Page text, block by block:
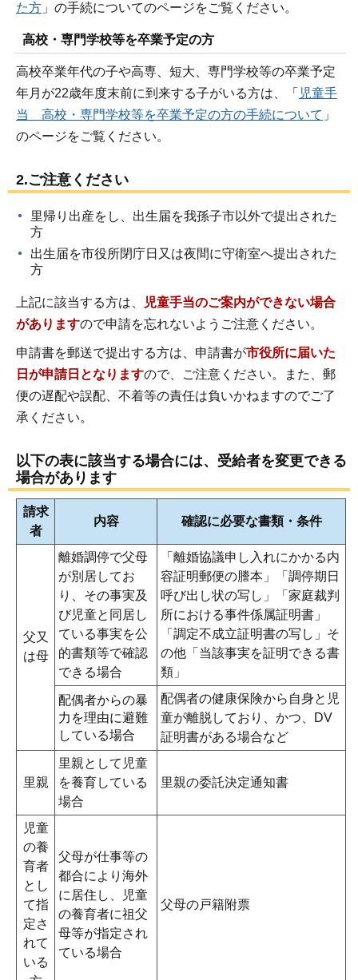
た方 」の手続についてのページをご覧ください。
高校・専門学校等を卒業予定の方
高校卒業年代の子や高専、短大、専門学校等の卒業予定
年月が22歳年度末前に到来する子がいる方は、「 児童手
当 高校・専門学校等を卒業予定の方の手続について 」
のページをご覧ください。
2.ご注意ください
里帰り出産をし、出生届を我孫子市以外で提出された
方
出生届を市役所閉庁日又は夜間に守衛室へ提出された
方
上記に該当する方は、
児童手当のご案内ができない場合
がありますので申請を忘れないようご注意ください。
申請書を郵送で提出する方は、申請書が市役所に届いた
日が申請日となりますので、ご注意ください。また、郵
便の遅配や誤配、不着等の責任は負いかねますのでご了
承ください。
以下の表に該当する場合には、受給者を変更できる
場合があります
請求
者
内容 確認に必要な書類・条件
父又
は母
離婚調停で父母
が別居してお
り、その事実及
び児童と同居し
ている事実を公
的書類等で確認
できる場合
「離婚協議申し入れにかかる内
容証明郵便の謄本」「調停期日
呼び出し状の写し」「家庭裁判
所における事件係属証明書」
「調定不成立証明書の写し」そ
の他「当該事実を証明できる書
類」
配偶者からの暴
力を理由に避難
している場合
配偶者の健康保険から自身と児
童が離脱しており、かつ、DV
証明書がある場合など
里親
里親として児童
を養育している
場合
里親の委託決定通知書
児童
の養
育者
とし
て指
定さ
れて
いる
父母が仕事等の
都合により海外
に居住し、児童
の養育者に祖父
母等が指定され
ている場合
父母の戸籍附票